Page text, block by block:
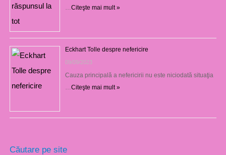
…Citeşte mai mult »
Eckhart Tolle despre nefericire
09/09/2023
Cauza principală a nefericirii nu este niciodată situaţia
…Citeşte mai mult »
Căutare pe site